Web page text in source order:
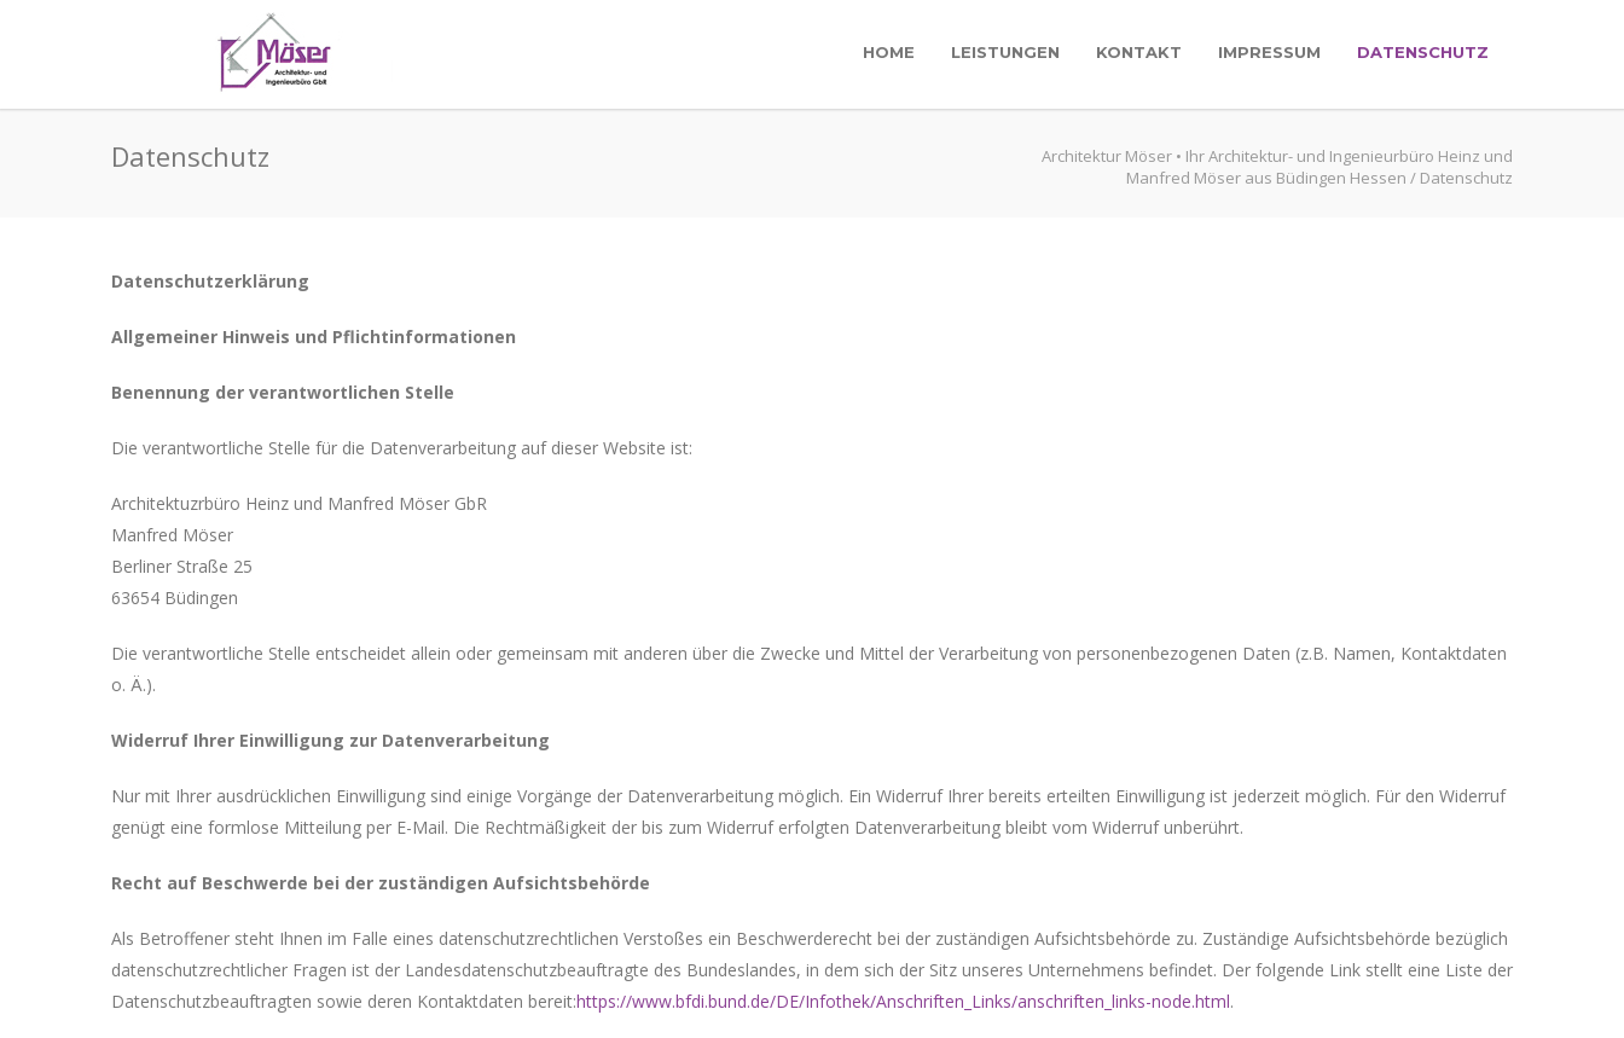
HOME LEISTUNGEN KONTAKT IMPRESSUM DATENSCHUTZ
Datenschutz
Architektur Möser • Ihr Architektur- und Ingenieurbüro Heinz und
Manfred Möser aus Büdingen Hessen / Datenschutz
Datenschutzerklärung
Allgemeiner Hinweis und Pflichtinformationen
Benennung der verantwortlichen Stelle
Die verantwortliche Stelle für die Datenverarbeitung auf dieser Website ist:
Architektuzrbüro Heinz und Manfred Möser GbR
Manfred Möser
Berliner Straße 25
63654 Büdingen
Die verantwortliche Stelle entscheidet allein oder gemeinsam mit anderen über die Zwecke und Mittel der Verarbeitung von personenbezogenen Daten (z.B. Namen, Kontaktdaten
o. Ä.).
Widerruf Ihrer Einwilligung zur Datenverarbeitung
Nur mit Ihrer ausdrücklichen Einwilligung sind einige Vorgänge der Datenverarbeitung möglich. Ein Widerruf Ihrer bereits erteilten Einwilligung ist jederzeit möglich. Für den Widerruf
genügt eine formlose Mitteilung per E-Mail. Die Rechtmäßigkeit der bis zum Widerruf erfolgten Datenverarbeitung bleibt vom Widerruf unberührt.
Recht auf Beschwerde bei der zuständigen Aufsichtsbehörde
Als Betroffener steht Ihnen im Falle eines datenschutzrechtlichen Verstoßes ein Beschwerderecht bei der zuständigen Aufsichtsbehörde zu. Zuständige Aufsichtsbehörde bezüglich
datenschutzrechtlicher Fragen ist der Landesdatenschutzbeauftragte des Bundeslandes, in dem sich der Sitz unseres Unternehmens befindet. Der folgende Link stellt eine Liste der
Datenschutzbeauftragten sowie deren Kontaktdaten bereit:https://www.bfdi.bund.de/DE/Infothek/Anschriften_Links/anschriften_links-node.html.